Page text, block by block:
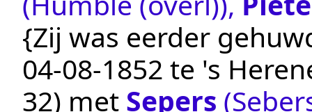
{Zij was eerder
04‑08‑1852 te 's
32) met Sepers